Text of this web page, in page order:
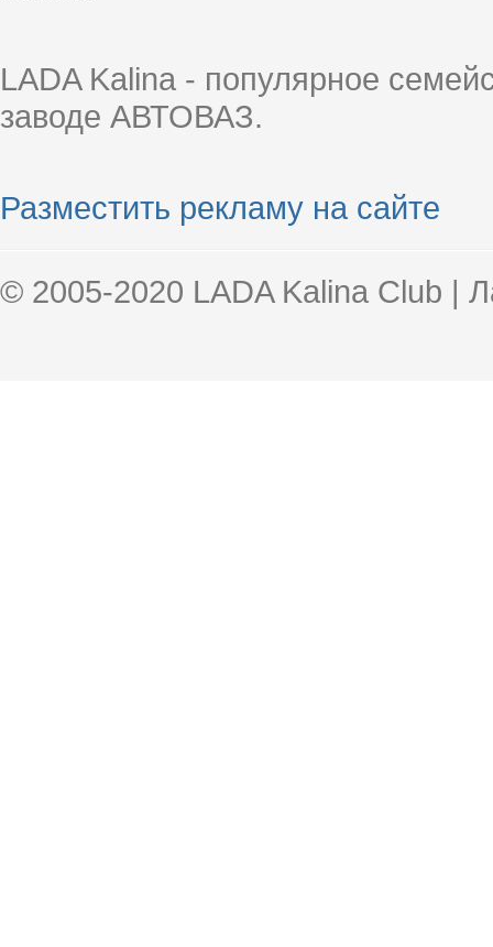
LADA Kalina - популярное
заводе АВТОВАЗ.
Разместить рекламу на сайте
© 2005-2020 LADA Kalina Club |